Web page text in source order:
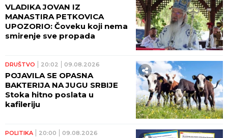
VLADIKA JOVAN IZ
MANASTIRA PETKOVICA
UPOZORIO: Čoveku koji nema
smirenje sve propada
DRUŠTVO 20:02 09.08.2026
POJAVILA SE OPASNA
BAKTERIJA NA JUGU SRBIJE
Stoka hitno poslata u
kafileriju
POLITIKA 20:00 09.08.2026